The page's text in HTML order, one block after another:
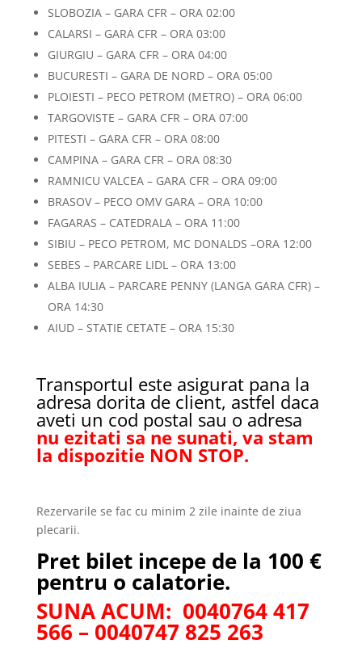
SLOBOZIA – GARA CFR – ORA 02:00
CALARSI – GARA CFR – ORA 03:00
GIURGIU – GARA CFR – ORA 04:00
BUCURESTI – GARA DE NORD – ORA 05:00
PLOIESTI – PECO PETROM (METRO) – ORA 06:00
TARGOVISTE – GARA CFR – ORA 07:00
PITESTI – GARA CFR – ORA 08:00
CAMPINA – GARA CFR – ORA 08:30
RAMNICU VALCEA – GARA CFR – ORA 09:00
BRASOV – PECO OMV GARA – ORA 10:00
FAGARAS – CATEDRALA – ORA 11:00
SIBIU – PECO PETROM, MC DONALDS –ORA 12:00
SEBES – PARCARE LIDL – ORA 13:00
ALBA IULIA – PARCARE PENNY (LANGA GARA CFR) –
ORA 14:30
AIUD – STATIE CETATE – ORA 15:30
Transportul este asigurat pana la
adresa dorita de client, astfel daca
aveti un cod postal sau o adresa
nu ezitati sa ne sunati, va stam
la dispozitie NON STOP.
Rezervarile se fac cu minim 2 zile inainte de ziua
plecarii.
Pret bilet incepe de la 100 €
pentru o calatorie.
SUNA ACUM: 0040764 417
566 – 0040747 825 263